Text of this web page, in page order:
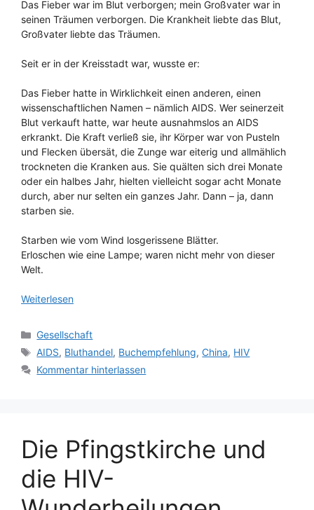
Das Fieber war im Blut verborgen; mein Großvater war in
seinen Träumen verborgen. Die Krankheit liebte das Blut,
Großvater liebte das Träumen.
Seit er in der Kreisstadt war, wusste er:
Das Fieber hatte in Wirklichkeit einen anderen, einen
wissenschaftlichen Namen – nämlich AIDS. Wer seinerzeit
Blut verkauft hatte, war heute ausnahmslos an AIDS
erkrankt. Die Kraft verließ sie, ihr Körper war von Pusteln
und Flecken übersät, die Zunge war eiterig und allmählich
trockneten die Kranken aus. Sie quälten sich drei Monate
oder ein halbes Jahr, hielten vielleicht sogar acht Monate
durch, aber nur selten ein ganzes Jahr. Dann – ja, dann
starben sie.
Starben wie vom Wind losgerissene Blätter.
Erloschen wie eine Lampe; waren nicht mehr von dieser
Welt.
Weiterlesen
Kategorien
Gesellschaft
Schlagwörter
AIDS, Bluthandel, Buchempfehlung,China, HIV
Kommentar hinterlassen
Die Pfingstkirche und
die HIV-